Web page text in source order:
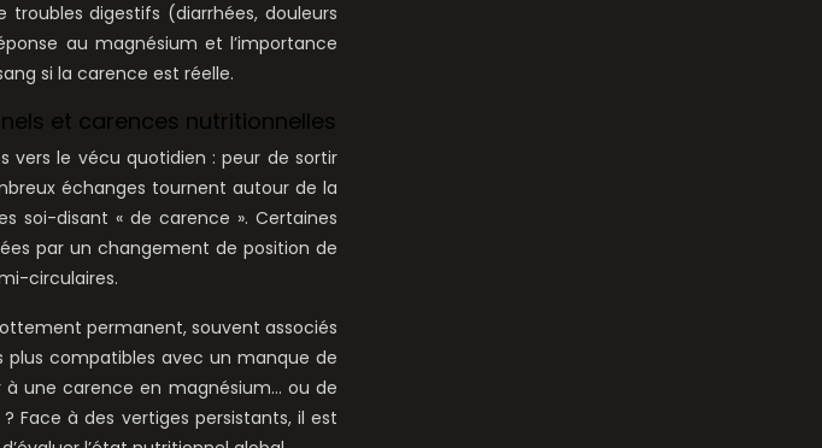
digestifs (diarrhées, douleurs
au magnésium et l’importance
si la carence est réelle.
et carences nutritionnelles
vers le vécu quotidien : peur de sortir
échanges tournent autour de la
soi-disant « de carence ». Certaines
par un changement de position de
circulaires.
permanent, souvent associés
plus compatibles avec un manque de
une carence en magnésium… ou de
Face à des vertiges persistants, il est